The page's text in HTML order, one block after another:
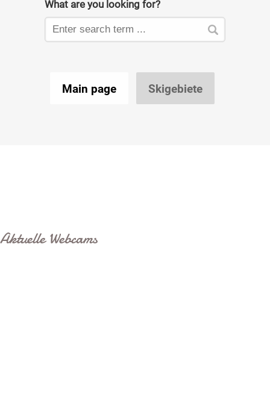
Aktuelle Webcams